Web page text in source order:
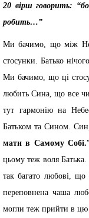
20 вірш говорить:
робить…”
Ми бачимо, що між
стосунки. Батько
Ми бачимо, що ці
любить Сина, що все
тут гармонію на
Батьком та Сином.
мати в Самому
цьому теж воля
так багато любові,
переповнена чаша
могли теж прийти в цю